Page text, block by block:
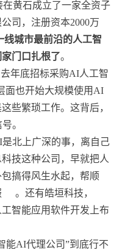
黄石成立了一家全资子
司，注册资本2000万
线城市最前沿的人工智
门口扎根了。
年底招标采购AI人工智
面也开始大规模使用AI
些繁琐工作。这背后，
。
北上广深的事，离自己
技这种公司，早就把人
搞得风生水起，帮顺
。还有皓垣科技，
智能应用软件开发上布
能AI代理公司”到底行不